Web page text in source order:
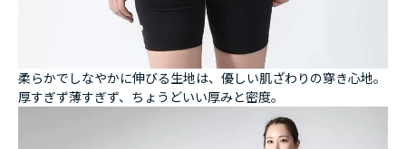
柔らかでしなやかに伸びる生地は、優しい肌ざわりの穿き心地。
厚すぎず薄すぎず、ちょうどいい厚みと密度。